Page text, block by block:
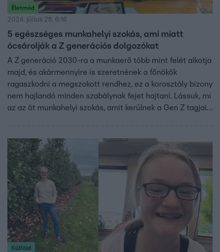
Életmód
2024. július 28. 6:16
5 egészséges munkahelyi szokás, ami miatt
ócsárolják a Z generációs dolgozókat
A Z generáció 2030-ra a munkaerő több mint felét alkotja
majd, és akármennyire is szeretnének a főnökök
ragaszkodni a megszokott rendhez, ez a korosztály bizony
nem hajlandó minden szabálynak fejet hajtani. Lássuk, mi
az az öt munkahelyi szokás, amit kerülnek a Gen Z tagjai,
Külföld